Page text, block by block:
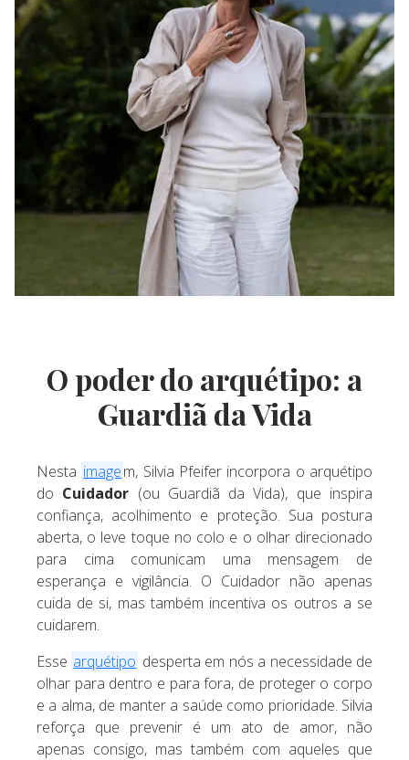
O poder do arquétipo: a
Guardiã da Vida
Nesta imagem, Silvia Pfeifer incorpora o arquétipo
do Cuidador (ou Guardiã da Vida), que inspira
confiança, acolhimento e proteção. Sua postura
aberta, o leve toque no colo e o olhar direcionado
para cima comunicam uma mensagem de
esperança e vigilância. O Cuidador não apenas
cuida de si, mas também incentiva os outros a se
cuidarem.
Esse arquétipo desperta em nós a necessidade de
olhar para dentro e para fora, de proteger o corpo
e a alma, de manter a saúde como prioridade. Silvia
reforça que prevenir é um ato de amor, não
apenas consigo, mas também com aqueles que